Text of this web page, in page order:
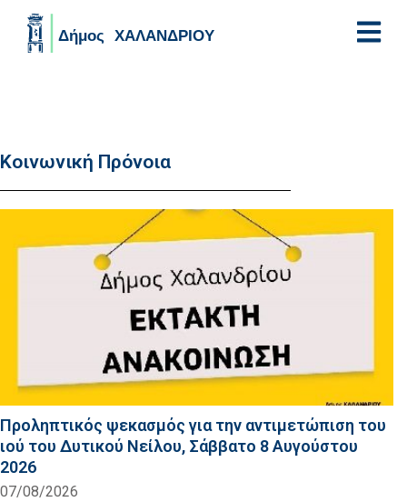
Κοινωνική Πρόνοια
Προληπτικός ψεκασμός για την αντιμετώπιση του
ιού του Δυτικού Νείλου, Σάββατο 8 Αυγούστου
2026
07/08/2026